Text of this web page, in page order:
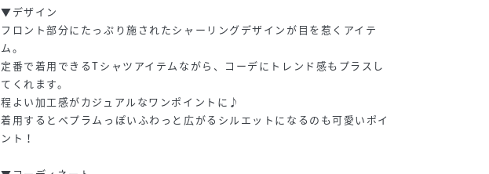
▼デザイン
フロント部分にたっぷり施されたシャーリングデザインが目を惹くアイテ
ム。
定番で着用できるTシャツアイテムながら、コーデにトレンド感もプラスし
てくれます。
程よい加工感がカジュアルなワンポイントに♪
着用するとペプラムっぽいふわっと広がるシルエットになるのも可愛いポイ
ント！